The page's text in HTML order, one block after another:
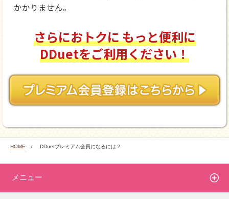
かかりません。
さらにおトクに もっと便利に
DDuetをご利用ください！
HOME › DDuetプレミアム会員になるには？
メニュー